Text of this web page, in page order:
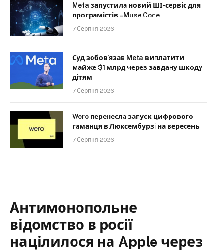
Meta запустила новий ШІ-сервіс для
програмістів – Muse Code
7 Серпня 2026
Суд зобов’язав Meta виплатити
майже $1 млрд через завдану шкоду
дітям
7 Серпня 2026
Wero перенесла запуск цифрового
гаманця в Люксембурзі на вересень
7 Серпня 2026
Антимонопольне
відомство в росії
націлилося на Apple через